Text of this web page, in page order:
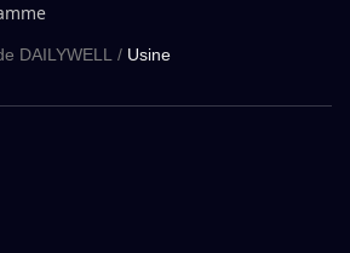
DAILYWELL / Usine